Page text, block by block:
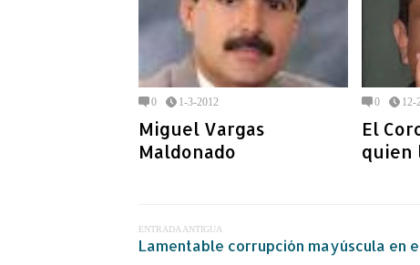
0 1-3-2012
Miguel Vargas
Maldonado
0 12-
El
quien
ENTRADA ANTIGUA
Lamentable corrupción mayúscula en